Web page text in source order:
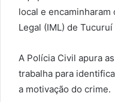
local e
Legal (IML) de
A Polícia Civil apura
trabalha para
a motivação do crime.